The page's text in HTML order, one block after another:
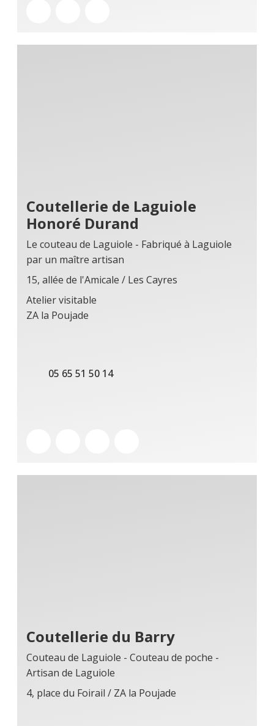
Coutellerie de Laguiole
Honoré Durand
Le couteau de Laguiole - Fabriqué à Laguiole
par un maître artisan
15, allée de l'Amicale / Les Cayres
Atelier visitable
ZA la Poujade
05 65 51 50 14
Coutellerie du Barry
Couteau de Laguiole - Couteau de poche -
Artisan de Laguiole
4, place du Foirail / ZA la Poujade